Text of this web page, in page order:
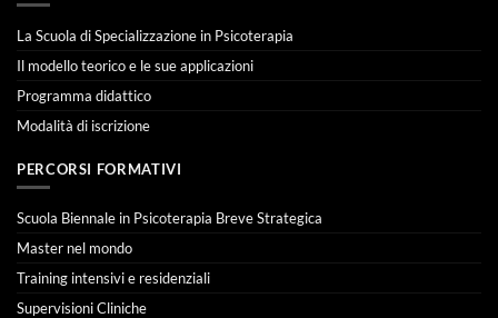
La Scuola di Specializzazione in Psicoterapia
Il modello teorico e le sue applicazioni
Programma didattico
Modalità di iscrizione
PERCORSI FORMATIVI
Scuola Biennale in Psicoterapia Breve Strategica
Master nel mondo
Training intensivi e residenziali
Supervisioni Cliniche